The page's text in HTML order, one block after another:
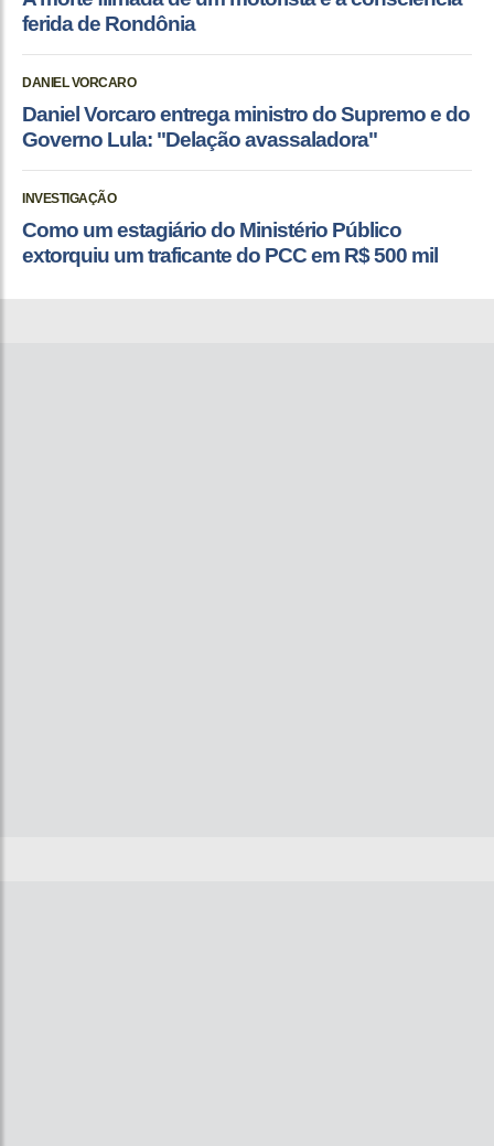
ferida de Rondônia
DANIEL VORCARO
Daniel Vorcaro entrega ministro do Supremo e do
Governo Lula: "Delação avassaladora"
INVESTIGAÇÃO
Como um estagiário do Ministério Público
extorquiu um traficante do PCC em R$ 500 mil